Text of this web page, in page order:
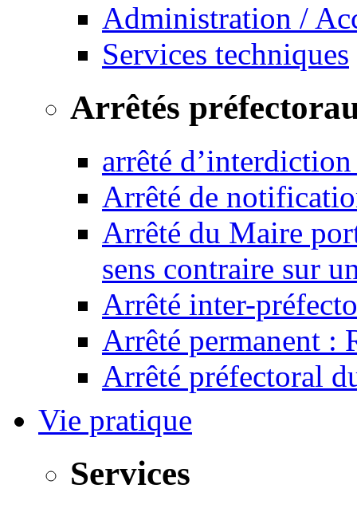
Administration /
Services techniques
Arrêtés
arrêté
Arrêté de
Arrêté du Maire
sens contraire sur
Arrêté inter-
Arrêté permanent :
Arrêté préfectoral
Vie pratique
Services